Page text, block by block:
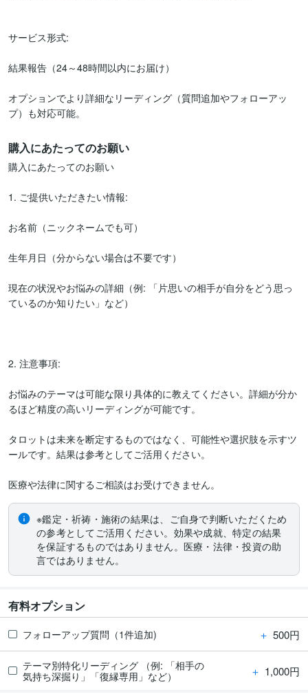
サービス形式:
結果報告（24～48時間以内にお届け）
オプションでより詳細なリーディング（質問追加やフォローアッ
購入にあたってのお願い
購入にあたってのお願い
1. ご提供いただきたい情報:
お名前（ニックネームでも可）
生年月日（分からない場合は不要です）
現在の状況やお悩みの詳細（例: 「片思いの相手が自分をどう思っ
ているのか知りたい」など）
2. 注意事項:
お悩みのテーマは可能な限り具体的に教えてください。詳細が分か
るほど精度の高いリーディングが可能です。
タロットは未来を断定するものではなく、可能性や選択肢を示すツ
ールです。結果は参考としてご活用ください。
医療や法律に関するご相談はお受けできません。
※鑑定・祈祷・施術の結果は、ご自身で判断いただくため
の参考としてご活用ください。効果や成就、特定の結果
を保証するものではありません。医療・法律・投資の助
言ではありません。
有料オプション
フォローアップ質問（1件追加) ＋ 500円
テーマ別特化リーディング （例: 「相手の
気持ち深掘り」「復縁専用」など）
＋ 1,000円